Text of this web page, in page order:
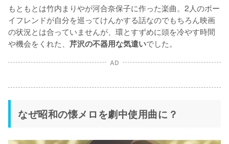
もともとは竹内まりやが河合奈保子に作った楽曲。2人のボー
イフレンドが自分を巡ってけんかする話なのでもちろん映画
の状況とは合っていませんが、環とすずめに頭を冷やす時間
や機会をくれた、 芹沢の不器用な気遣いでした。
AD
なぜ昭和の懐メロを劇中使用曲に？